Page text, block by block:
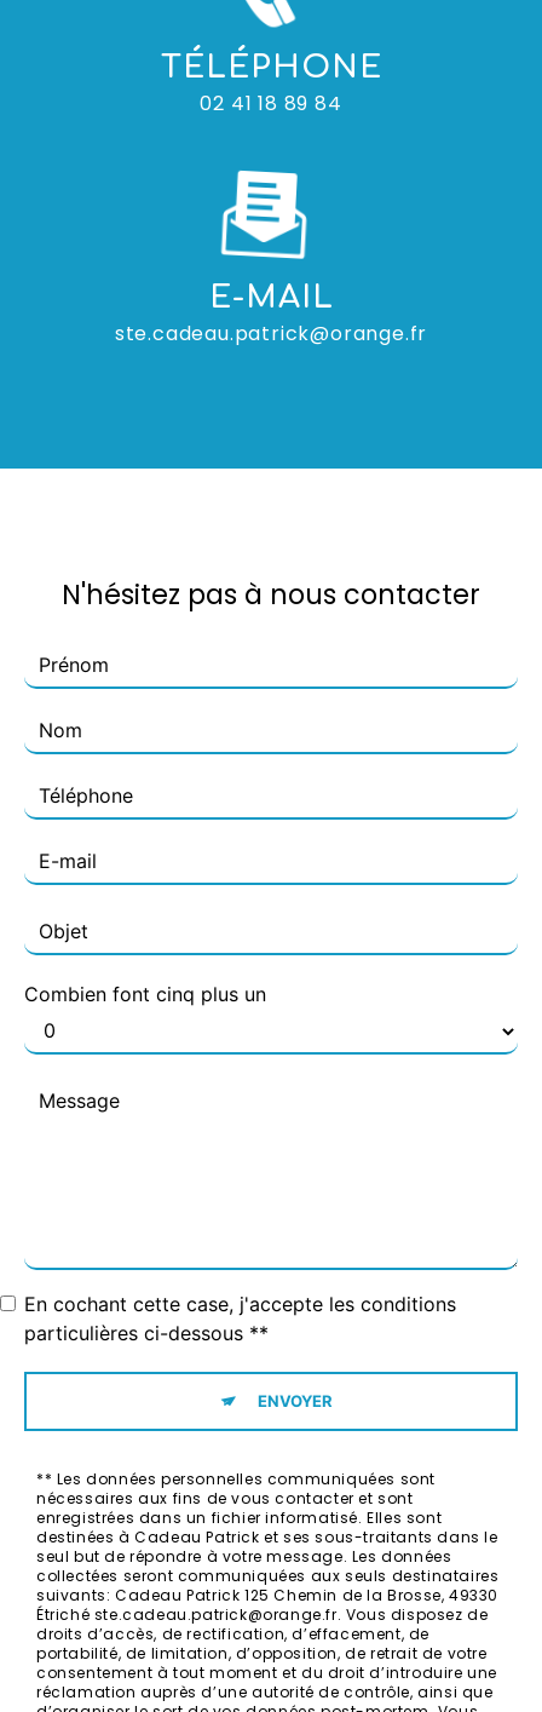
TÉLÉPHONE
02 41 18 89 84
E-MAIL
ste.cadeau.patrick@orange.fr
N'hésitez pas à nous contacter
Combien font cinq plus un
En cochant cette case, j'accepte les conditions
particulières ci-dessous **
ENVOYER
** Les données personnelles communiquées sont
nécessaires aux fins de vous contacter et sont
enregistrées dans un fichier informatisé. Elles sont
destinées à Cadeau Patrick et ses sous-traitants dans le
seul but de répondre à votre message. Les données
collectées seront communiquées aux seuls destinataires
suivants: Cadeau Patrick 125 Chemin de la Brosse, 49330
Étriché ste.cadeau.patrick@orange.fr. Vous disposez de
droits d’accès, de rectification, d’effacement, de
portabilité, de limitation, d’opposition, de retrait de votre
consentement à tout moment et du droit d’introduire une
réclamation auprès d’une autorité de contrôle, ainsi que